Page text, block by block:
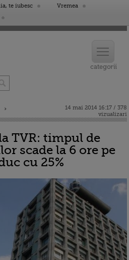
te iubesc
Vremea
14 mai 2014 16:17 / 378
vizualizari
TVR: timpul de
scade la 6 ore pe
cu 25%